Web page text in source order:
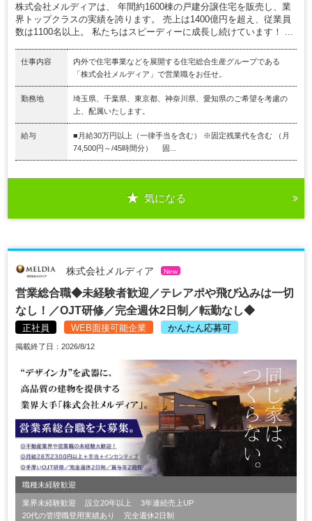
株式会社メルディアは、 年間約1600棟の戸建分譲住宅を販売し、業
界トップクラスの実績を誇ります。 売上は1400億円を超え、従業員
数は1100名以上。 私たちはスピーディーに成長し続けています！ ...
仕事内容
内外で住宅事業などを展開する住宅総合生産グループである
「株式会社メルディア」で営業職をお任せ。
勤務地
埼玉県、千葉県、東京都、神奈川県、愛知県のご希望を考慮の
上、配属いたします。
給与
■月給30万円以上（一律手当を含む） ※固定残業代を含む （月
74,500円～/45時間分） 固...
気になる
株式会社メルディア New
営業総合職◆未経験者歓迎／テレアポや飛び込みは一切
なし！／OJT研修／完全週休2日制／転勤なし◆
正社員 WEB面接可能企業 かんたん応募可
掲載終了日：2026/8/12
職種未経験歓迎
業界未経験歓迎 設立20年以上
3年連続売上UP
20代の管理職登用実績あり
完全週休2日制